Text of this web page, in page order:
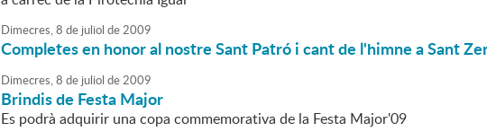
Dimecres,8 de juliol de2009
Completes en honor al nostre Sant Patró i cant de l'himne a Sant
Dimecres,8 de juliol de2009
Brindis de Festa Major
Es podrà adquirir una copa commemorativa de la Festa Major'09